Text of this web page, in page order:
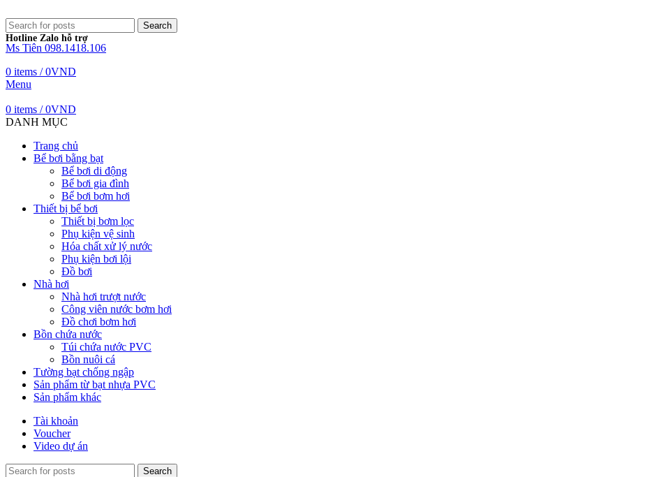
Search
Hotline Zalo hỗ trợ
Ms Tiên 098.1418.106
0 items / 0VND
Menu
0 items / 0VND
DANH MỤC
Trang chủ
Bể bơi bằng bạt
Bể bơi di động
Bể bơi gia đình
Bể bơi bơm hơi
Thiết bị bể bơi
Thiết bị bơm lọc
Phụ kiện vệ sinh
Hóa chất xử lý nước
Phụ kiện bơi lội
Đồ bơi
Nhà hơi
Nhà hơi trượt nước
Công viên nước bơm hơi
Đồ chơi bơm hơi
Bồn chứa nước
Túi chứa nước PVC
Bồn nuôi cá
Tường bạt chống ngập
Sản phẩm từ bạt nhựa PVC
Sản phẩm khác
Tài khoản
Voucher
Video dự án
Search